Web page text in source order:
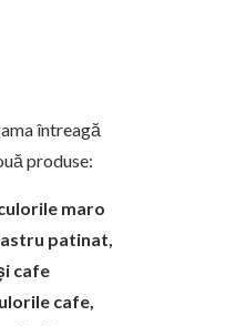
întreagă
produse:
maro
patinat,
cafe
cafe,